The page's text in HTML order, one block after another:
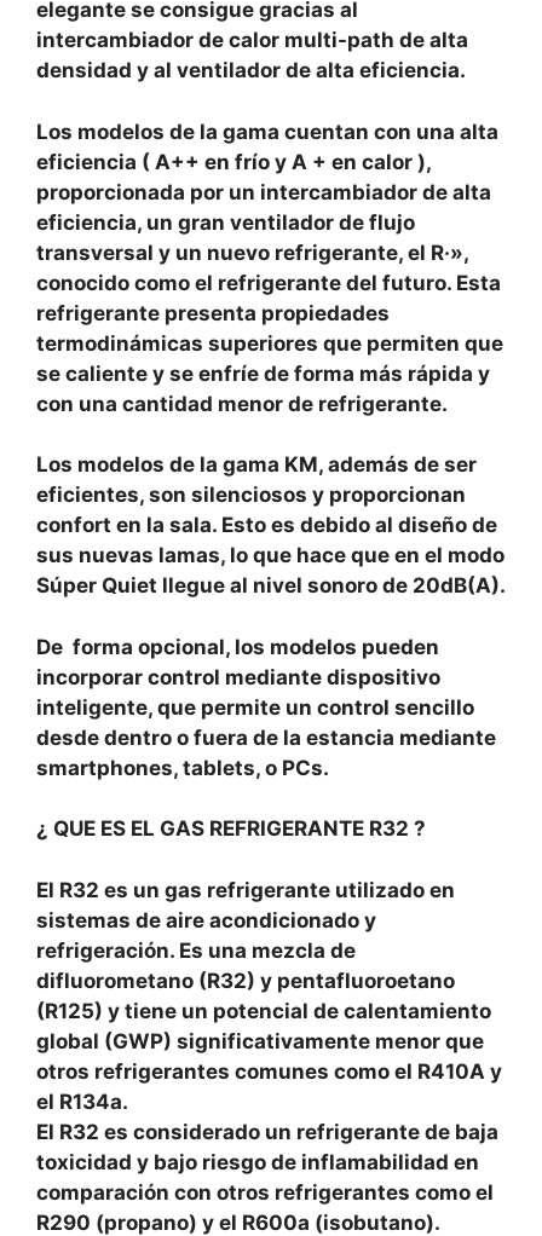
elegante se consigue gracias al
intercambiador de calor multi-path de alta
densidad y al ventilador de alta eficiencia.
Los modelos de la gama cuentan con una alta
eficiencia ( A++ en frío y A + en calor ),
proporcionada por un intercambiador de alta
eficiencia, un gran ventilador de flujo
transversal y un nuevo refrigerante, el R·»,
conocido como el refrigerante del futuro. Esta
refrigerante presenta propiedades
termodinámicas superiores que permiten que
se caliente y se enfríe de forma más rápida y
con una cantidad menor de refrigerante.
Los modelos de la gama KM, además de ser
eficientes, son silenciosos y proporcionan
confort en la sala. Esto es debido al diseño de
sus nuevas lamas, lo que hace que en el modo
Súper Quiet llegue al nivel sonoro de 20dB(A).
De forma opcional, los modelos pueden
incorporar control mediante dispositivo
inteligente, que permite un control sencillo
desde dentro o fuera de la estancia mediante
smartphones, tablets, o PCs.
¿ QUE ES EL GAS REFRIGERANTE R32 ?
El R32 es un gas refrigerante utilizado en
sistemas de aire acondicionado y
refrigeración. Es una mezcla de
difluorometano (R32) y pentafluoroetano
(R125) y tiene un potencial de calentamiento
global (GWP) significativamente menor que
otros refrigerantes comunes como el R410A y
el R134a.
El R32 es considerado un refrigerante de baja
toxicidad y bajo riesgo de inflamabilidad en
comparación con otros refrigerantes como el
R290 (propano) y el R600a (isobutano).